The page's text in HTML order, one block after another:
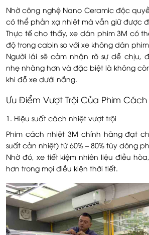
Nhờ công nghệ Nano Ceramic độc
có thể phản xạ nhiệt mà vẫn giữ được
Thực tế cho thấy, xe dán phim 3M có
độ trong cabin so với xe không dán phim.
Người lái sẽ cảm nhận rõ sự dễ chịu,
nhẹ nhàng hơn và đặc biệt là không
khi đỗ xe dưới nắng.
Ưu Điểm Vượt Trội Của Phim
1. Hiệu suất cách nhiệt vượt trội
Phim cách nhiệt 3M chính hãng đạt chỉ
suất cản nhiệt) từ 60% – 80% tùy dòng
Nhờ đó, xe tiết kiệm nhiên liệu điều
hơn trong mọi điều kiện thời tiết.